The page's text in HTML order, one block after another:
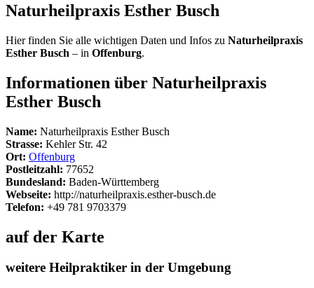
Naturheilpraxis Esther Busch
Hier finden Sie alle wichtigen Daten und Infos zu Naturheilpraxis
Esther Busch – in Offenburg.
Informationen über Naturheilpraxis
Esther Busch
Name: Naturheilpraxis Esther Busch
Strasse: Kehler Str. 42
Ort: Offenburg
Postleitzahl: 77652
Bundesland: Baden-Württemberg
Webseite: http://naturheilpraxis.esther-busch.de
Telefon: +49 781 9703379
auf der Karte
weitere Heilpraktiker in der Umgebung